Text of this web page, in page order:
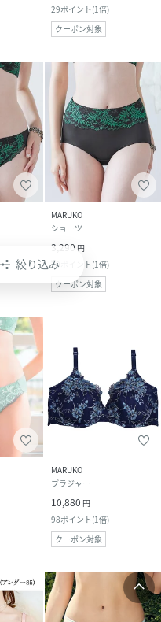
絞り込み
29ポイント(1倍)
クーポン対象
MARUKO
ショーツ
3,290 円
29
ポイント(1倍)
クーポン対象
MARUKO
ブラジャー
10,880 円
98ポイント(1倍)
クーポン対象